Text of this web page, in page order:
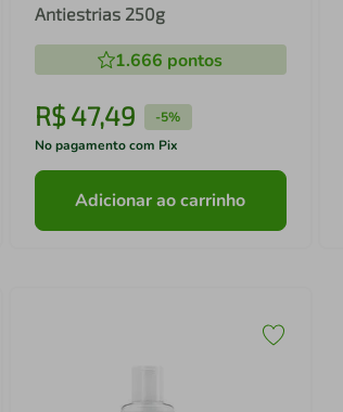
Antiestrias 250g
1.666 pontos
R$ 47,49 -5%
No pagamento com Pix
Adicionar ao carrinho